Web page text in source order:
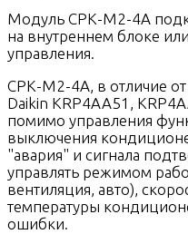
Модуль СРК-М2-4A
на внутреннем блоке
управления.
СРК-М2-4A, в отличие от
Daikin KRP4AA51,
помимо управления
выключения
"авария" и сигнала
управлять режимом
вентиляция, авто),
температуры
ошибки.